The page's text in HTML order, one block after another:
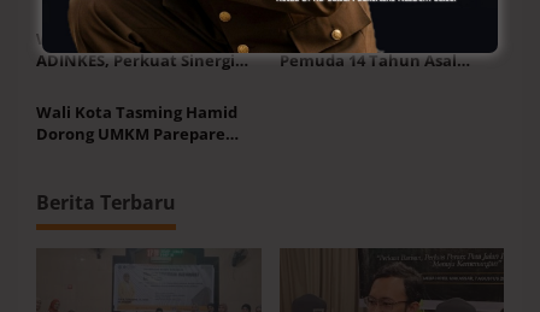
Sistem Penjaminan Mutu
Pendidikan
Unggulan KKSS Bone Tatap
Kompetensi Global
Wawali Aliyah Hadiri FKN
ADINKES, Perkuat Sinergi
Ananda Zayn Neymar
Pemuda 14 Tahun Asal
Wali Kota Tasming Hamid
Dorong UMKM Parepare
Berita Terbaru